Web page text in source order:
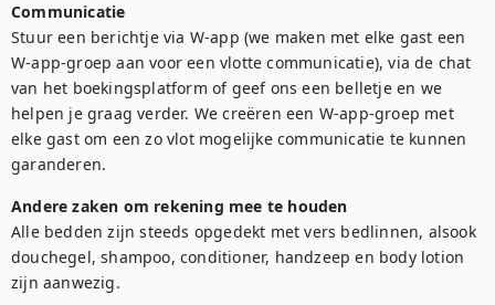
Communicatie
Stuur een berichtje via W-app (we maken met elke gast een
W-app-groep aan voor een vlotte communicatie), via de chat
van het boekingsplatform of geef ons een belletje en we
helpen je graag verder. We creëren een W-app-groep met
elke gast om een zo vlot mogelijke communicatie te kunnen
garanderen.
Andere zaken om rekening mee te houden
Alle bedden zijn steeds opgedekt met vers bedlinnen, alsook
douchegel, shampoo, conditioner, handzeep en body lotion
zijn aanwezig.